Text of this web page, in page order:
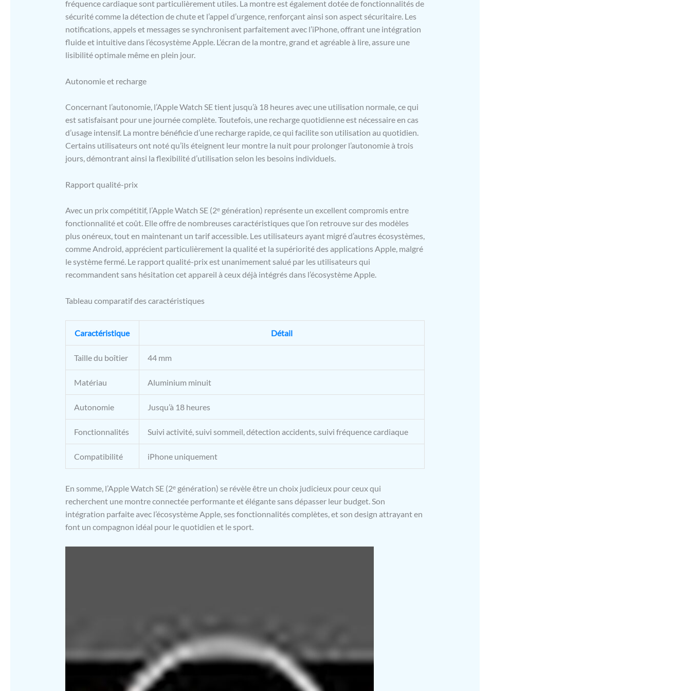
et de couleurs, et des cadrans entièrement personnalisables, vous
pouvez adapter votre montre à votre humeur ou au moment de la
journée. UNE PUISSANTE PARTENAIRE DE SPORT – L’app
Exercice vous propose de multiples façons de vous entraîner et
vous fournit des données avancées pour en savoir plus sur vos
performances. Et vous bénéficiez de trois mois d’abonnement
sécurité*. NEUTRALITÉ CARBONE – L’Apple Watch SE (2ᵉ
génération) est neutre en carbone lorsqu’elle est associée à
certains bracelets. Consultez apple.com/fr/2030 pour en savoir
plus sur l’engagement d’Apple en faveur de l’environnement. *
MENTIONS LÉGALES – Ceci est un résumé des caractéristiques
principales du produit.
fréquence cardiaque sont particulièrement utiles. La montre est également dotée de fonctionnalités de
sécurité comme la détection de chute et l’appel d’urgence, renforçant ainsi son aspect sécuritaire. Les
notifications, appels et messages se synchronisent parfaitement avec l’iPhone, offrant une intégration
fluide et intuitive dans l’écosystème Apple. L’écran de la montre, grand et agréable à lire, assure une
lisibilité optimale même en plein jour.
Autonomie et recharge
Concernant l’autonomie, l’Apple Watch SE tient jusqu’à 18 heures avec une utilisation normale, ce qui
est satisfaisant pour une journée complète. Toutefois, une recharge quotidienne est nécessaire en cas
d’usage intensif. La montre bénéficie d’une recharge rapide, ce qui facilite son utilisation au quotidien.
Certains utilisateurs ont noté qu’ils éteignent leur montre la nuit pour prolonger l’autonomie à trois
jours, démontrant ainsi la flexibilité d’utilisation selon les besoins individuels.
Rapport qualité-prix
Avec un prix compétitif, l’Apple Watch SE (2ᵉ génération) représente un excellent compromis entre
fonctionnalité et coût. Elle offre de nombreuses caractéristiques que l’on retrouve sur des modèles
plus onéreux, tout en maintenant un tarif accessible. Les utilisateurs ayant migré d’autres écosystèmes,
comme Android, apprécient particulièrement la qualité et la supériorité des applications Apple, malgré
le système fermé. Le rapport qualité-prix est unanimement salué par les utilisateurs qui
recommandent sans hésitation cet appareil à ceux déjà intégrés dans l’écosystème Apple.
Tableau comparatif des caractéristiques
Caractéristique Détail
Taille du boîtier 44 mm
Matériau Aluminium minuit
Autonomie Jusqu’à 18 heures
Fonctionnalités Suivi activité, suivi sommeil, détection accidents, suivi fréquence cardiaque
Compatibilité iPhone uniquement
En somme, l’Apple Watch SE (2ᵉ génération) se révèle être un choix judicieux pour ceux qui
recherchent une montre connectée performante et élégante sans dépasser leur budget. Son
intégration parfaite avec l’écosystème Apple, ses fonctionnalités complètes, et son design attrayant en
font un compagnon idéal pour le quotidien et le sport.